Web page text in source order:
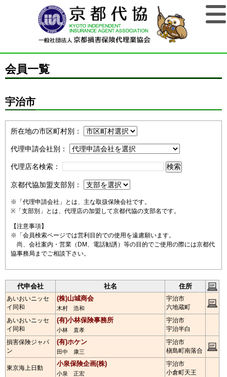
会員一覧
宇治市
所在地の市区町村別：
代理申請会社別：
代理店名検索：
京都代協加盟支部別：
※「代理申請会社」とは、主な取扱保険会社です。
※「支部別」とは、代理店の加盟して京都代協の支部名です。
【注意事項】
※「会員検索ページでは営利目的での使用を遠慮願います。
尚、会社案内・営業（DM、電話勧誘）等の目的でご使用の際には京都代
協事務局までご相談下さい。
代申会社 社名 住所
あいおいニッセ
イ同和
(株)山城商会
木村 浩和
宇治市
六地蔵町
あいおいニッセ
イ同和
(有)小林保険事務所
小林 直孝
宇治市
宇治半白
損害保険ジャパ
ン
(有)ホケン
田中 康三
宇治市
槇島町南落合
東京海上日動
小泉保険企画(株)
小泉 正宏
宇治市
小倉町天王